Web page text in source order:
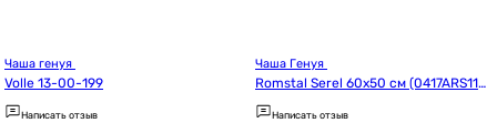
Volle 13-00-199
Написать отзыв
Romstal Serel 60x50 см (0417ARS110
H)
Написать отзыв